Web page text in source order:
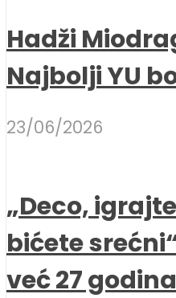
Hadži
Najbolji YU
23/06/2026
„Deco,
bićete
već 27